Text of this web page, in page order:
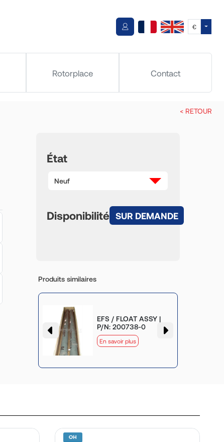
€
Rotorplace Contact
< RETOUR
État
Neuf
Disponibilité SUR DEMANDE
Produits similaires
EFS / FLOAT ASSY |
P/N: 200738-0
En savoir plus